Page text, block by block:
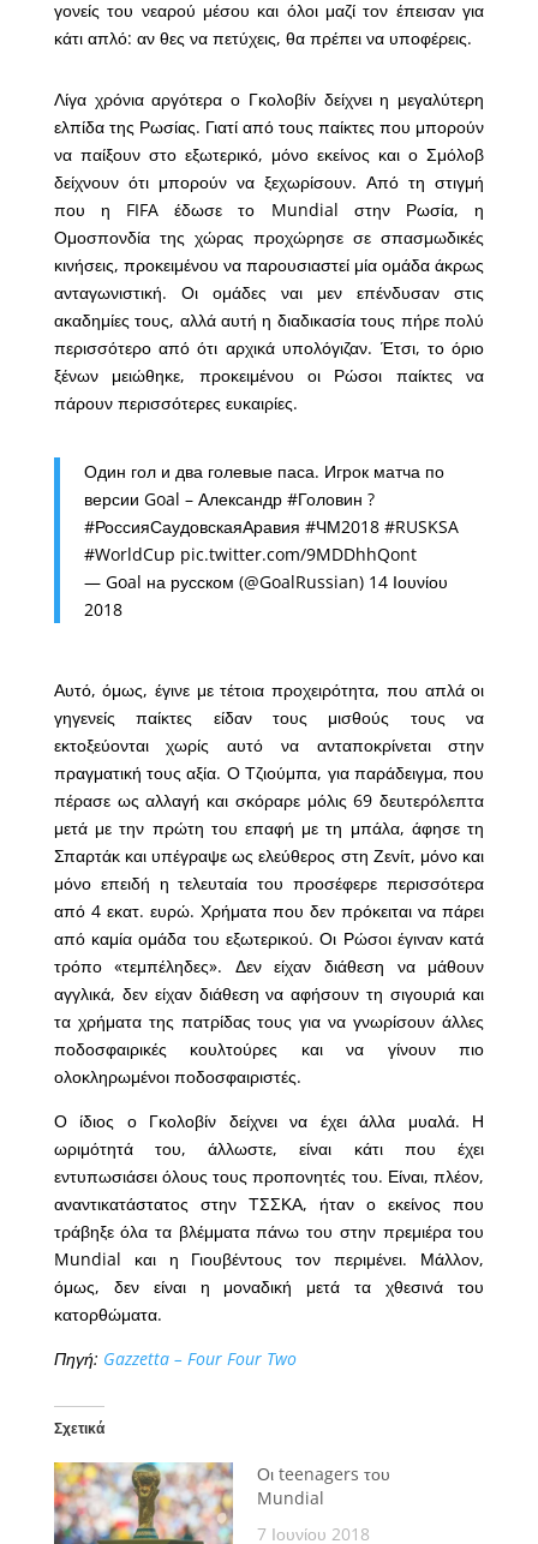
γονείς του νεαρού μέσου και όλοι μαζί τον έπεισαν για
κάτι απλό: αν θες να πετύχεις, θα πρέπει να υποφέρεις.
Λίγα χρόνια αργότερα ο Γκολοβίν δείχνει η μεγαλύτερη
ελπίδα της Ρωσίας. Γιατί από τους παίκτες που μπορούν
να παίξουν στο εξωτερικό, μόνο εκείνος και ο Σμόλοβ
δείχνουν ότι μπορούν να ξεχωρίσουν. Από τη στιγμή
που η FIFA έδωσε το Mundial στην Ρωσία, η
Ομοσπονδία της χώρας προχώρησε σε σπασμωδικές
κινήσεις, προκειμένου να παρουσιαστεί μία ομάδα άκρως
ανταγωνιστική. Οι ομάδες ναι μεν επένδυσαν στις
ακαδημίες τους, αλλά αυτή η διαδικασία τους πήρε πολύ
περισσότερο από ότι αρχικά υπολόγιζαν. Έτσι, το όριο
ξένων μειώθηκε, προκειμένου οι Ρώσοι παίκτες να
πάρουν περισσότερες ευκαιρίες.
Один гол и два голевые паса. Игрок матча по
версии Goal – Александр #Головин ?
#РоссияСаудовскаяАравия #ЧМ2018 #RUSKSA
#WorldCup pic.twitter.com/9MDDhhQont
— Goal на русском (@GoalRussian) 14 Ιουνίου
2018
Αυτό, όμως, έγινε με τέτοια προχειρότητα, που απλά οι
γηγενείς παίκτες είδαν τους μισθούς τους να
εκτοξεύονται χωρίς αυτό να ανταποκρίνεται στην
πραγματική τους αξία. Ο Τζιούμπα, για παράδειγμα, που
πέρασε ως αλλαγή και σκόραρε μόλις 69 δευτερόλεπτα
μετά με την πρώτη του επαφή με τη μπάλα, άφησε τη
Σπαρτάκ και υπέγραψε ως ελεύθερος στη Ζενίτ, μόνο και
μόνο επειδή η τελευταία του προσέφερε περισσότερα
από 4 εκατ. ευρώ. Χρήματα που δεν πρόκειται να πάρει
από καμία ομάδα του εξωτερικού. Οι Ρώσοι έγιναν κατά
τρόπο «τεμπέληδες». Δεν είχαν διάθεση να μάθουν
αγγλικά, δεν είχαν διάθεση να αφήσουν τη σιγουριά και
τα χρήματα της πατρίδας τους για να γνωρίσουν άλλες
ποδοσφαιρικές κουλτούρες και να γίνουν πιο
ολοκληρωμένοι ποδοσφαιριστές.
Ο ίδιος ο Γκολοβίν δείχνει να έχει άλλα μυαλά. Η
ωριμότητά του, άλλωστε, είναι κάτι που έχει
εντυπωσιάσει όλους τους προπονητές του. Είναι, πλέον,
αναντικατάστατος στην ΤΣΣΚΑ, ήταν ο εκείνος που
τράβηξε όλα τα βλέμματα πάνω του στην πρεμιέρα του
Mundial και η Γιουβέντους τον περιμένει. Μάλλον,
όμως, δεν είναι η μοναδική μετά τα χθεσινά του
κατορθώματα.
Πηγή: Gazzetta – Four Four Two
Σχετικά
Οι teenagers του
Mundial
7 Ιουνίου 2018